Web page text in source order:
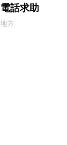
電話求助
地方